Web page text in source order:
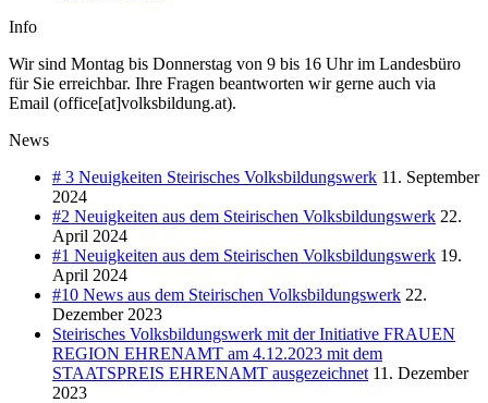
Info
Wir sind Montag bis Donnerstag von 9 bis 16 Uhr im Landesbüro
für Sie erreichbar. Ihre Fragen beantworten wir gerne auch via
Email (office[at]volksbildung.at).
News
# 3 Neuigkeiten Steirisches Volksbildungswerk 11. September
2024
#2 Neuigkeiten aus dem Steirischen Volksbildungswerk 22.
April 2024
#1 Neuigkeiten aus dem Steirischen Volksbildungswerk 19.
April 2024
#10 News aus dem Steirischen Volksbildungswerk 22.
Dezember 2023
Steirisches Volksbildungswerk mit der Initiative FRAUEN
REGION EHRENAMT am 4.12.2023 mit dem
STAATSPREIS EHRENAMT ausgezeichnet 11. Dezember
2023